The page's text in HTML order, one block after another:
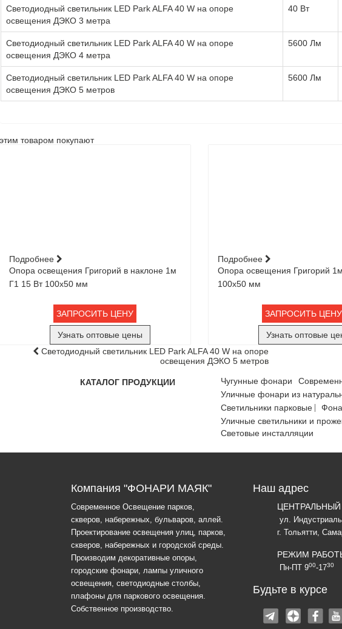
Светодиодный светильник LED Park ALFA 40 W на опоре
освещения ДЭКО 3 метра
40 Вт
Светодиодный светильник LED Park ALFA 40 W на опоре
освещения ДЭКО 4 метра
5600 Лм
Светодиодный светильник LED Park ALFA 40 W на опоре
освещения ДЭКО 5 метров
5600 Лм
товаром покупают
Подробнее
Опора освещения Григорий в наклоне 1м
Г1 15 Вт 100х50 мм
ЗАПРОСИТЬ ЦЕНУ
Узнать оптовые цены
Подробнее
Опора освещения Григорий
100х50 мм
ЗАПРОСИТЬ ЦЕНУ
Узнать оптовые
Светодиодный светильник LED Park ALFA 40 W на опоре
освещения ДЭКО 5 метров
КАТАЛОГ ПРОДУКЦИИ Чугунные фонари
Уличные фонари из
Светильники парковые
Уличные светильники и
Световые инсталляции
Компания "ФОНАРИ МАЯК"
Современное Освещение парков,
скверов, набережных, бульваров, аллей.
Проектирование освещения улиц, парков,
скверов, набережных и городской среды.
Производим декоративные опоры,
городские фонари, лампы уличного
освещения, светодиодные столбы,
плафоны для паркового освещения.
Собственное производство.
Наш адрес
ул.
г. Тольятти,
РЕЖИМ
Пн-ПТ 900-1730
Будьте в курсе